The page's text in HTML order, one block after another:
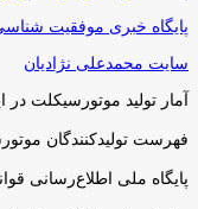
پایگاه خبری موفقیت
سایت محمدعلی نژادیان
آمار تولید موتورسیکلت در
فهرست تولیدکنندگان
پایگاه ملی اطلاع‌رسانی